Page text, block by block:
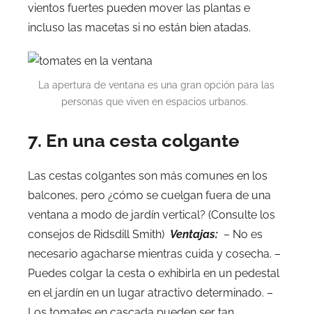
vientos fuertes pueden mover las plantas e
incluso las macetas si no están bien atadas.
La apertura de ventana es una gran opción para las
personas que viven en espacios urbanos.
7. En una cesta colgante
Las cestas colgantes son más comunes en los
balcones, pero ¿cómo se cuelgan fuera de una
ventana a modo de jardín vertical? (Consulte los
consejos de Ridsdill Smith) Ventajas: – No es
necesario agacharse mientras cuida y cosecha. –
Puedes colgar la cesta o exhibirla en un pedestal
en el jardín en un lugar atractivo determinado. –